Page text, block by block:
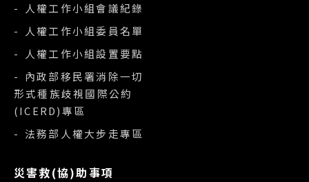
- 人權工作小組會議紀錄
- 人權工作小組委員名單
- 人權工作小組設置要點
- 內政部移民署消除一切
形式種族歧視國際公約
(ICERD)專區
- 法務部人權大步走專區
災害救(協)助事項